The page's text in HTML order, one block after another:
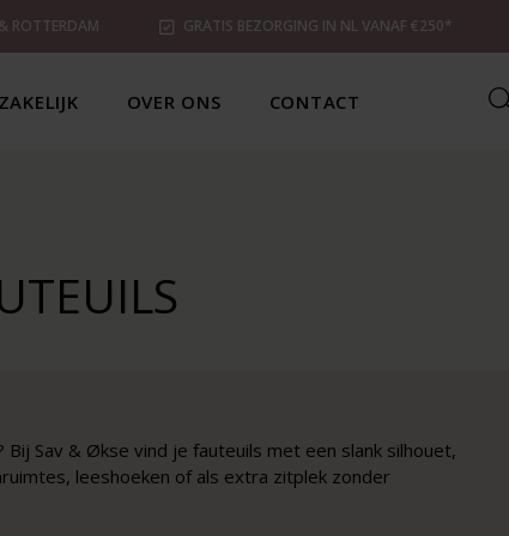
ROTTERDAM GRATIS BEZORGING IN NL VANAF €250*
ZAKELIJK OVER ONS CONTACT
Sav & Økse vind je fauteuils met een slank silhouet,
leeshoeken of als extra zitplek zonder